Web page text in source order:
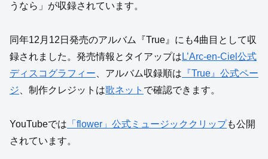
うなら」が収録されています。
同年12月12日発売のアルバム『True』にも4曲目として収
録されました。発売情報とタイアップは L’Arc-en-Ciel公式
ディスコグラフィー 、アルバム収録順は 『True』公式ペー
ジ 、制作クレジットは歌ネット で確認できます。
YouTubeでは 「flower」公式ミュージッククリップも公開
されています。